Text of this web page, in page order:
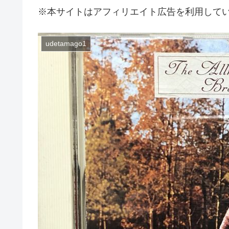
※本サイトはアフィリエイト広告を利用して
udetamago1